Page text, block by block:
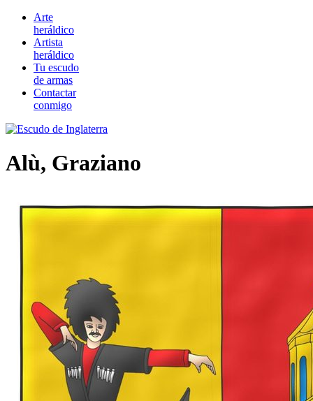
Arte
heráldico
Artista
heráldico
Tu escudo
de armas
Contactar
conmigo
Alù, Graziano